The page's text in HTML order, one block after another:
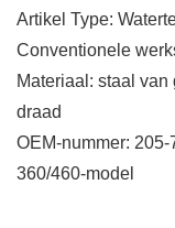
Artikel Type:
Conventionele
Materiaal: staal
draad
OEM-nummer:
360/460-model